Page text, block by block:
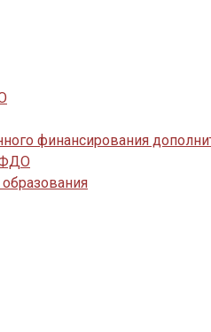
финансирования